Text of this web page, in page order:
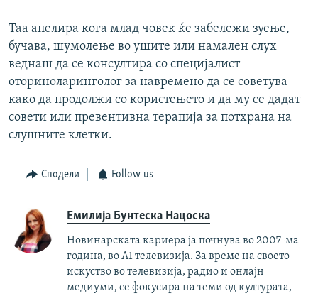
Таа апелира кога млад човек ќе забележи зуење,
бучава, шумолење во ушите или намален слух
веднаш да се консултира со специјалист
оториноларинголог за навремено да се советува
како да продолжи со користењето и да му се дадат
совети или превентивна терапија за потхрана на
слушните клетки.
Сподели Follow us
Емилија Бунтеска Нацоска
Новинарската кариера ја почнува во 2007-ма
година, во А1 телевизија. За време на своето
искуство во телевизија, радио и онлајн
медиуми, се фокусира на теми од културата,